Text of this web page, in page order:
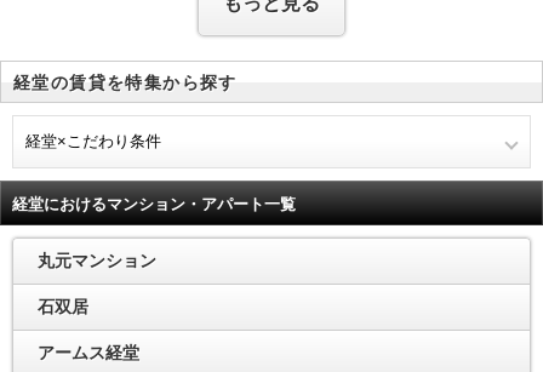
経堂の賃貸を特集から探す
経堂×こだわり条件
経堂におけるマンション・アパート一覧
丸元マンション
石双居
アームス経堂